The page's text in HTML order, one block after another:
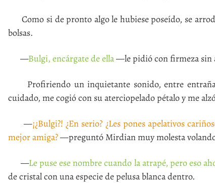
Como si de pronto algo le hubiese poseído, se
bolsas.
—Bulgi, encárgate de ella—le pidió con firmeza sin
Profiriendo un inquietante sonido, entre
cuidado, me cogió con su aterciopelado pétalo y me
—¡¿Bulgi?! ¿En serio? ¿Les pones apelativos
mejor amiga?—preguntó Mirdian muy molesta volando
—Le puse ese nombre cuando la atrapé, pero eso
de cristal con una especie de pelusa blanca dentro.